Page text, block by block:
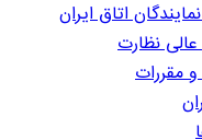
اتاق ایران
نظارت
و مقررات